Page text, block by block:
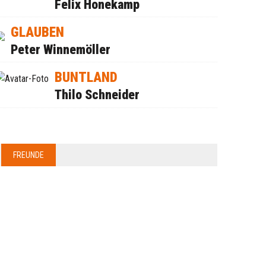
Felix Honekamp
GLAUBEN
Peter Winnemöller
BUNTLAND
Thilo Schneider
FREUNDE